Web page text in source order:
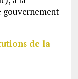
gouvernement
de la